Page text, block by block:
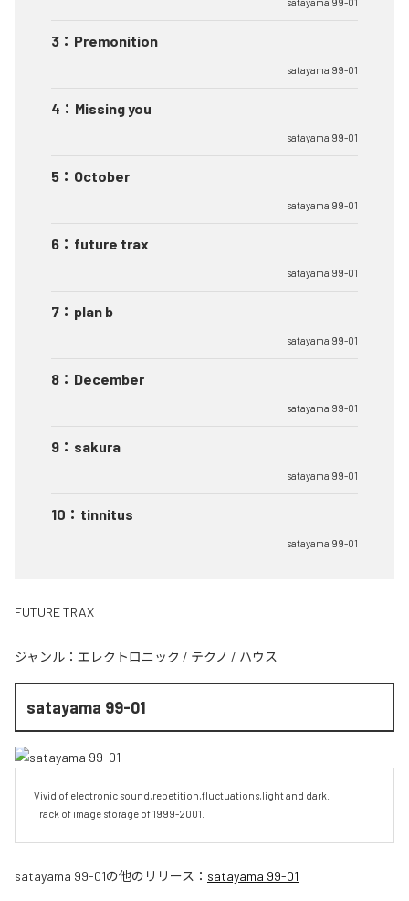
3 ： Premonition
satayama 99-01
4 ： Missing you
satayama 99-01
5 ： October
satayama 99-01
6 ： future trax
satayama 99-01
7 ： plan b
satayama 99-01
8 ： December
satayama 99-01
9 ： sakura
satayama 99-01
10 ： tinnitus
satayama 99-01
FUTURE TRAX
ジャンル： エレクトロニック / テクノ / ハウス
satayama 99-01
Vivid of electronic sound,repetition,fluctuations,light and dark.
Track of image storage of 1999-2001.
satayama 99-01の他のリリース： satayama 99-01